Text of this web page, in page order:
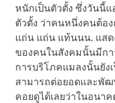
หนักเป็นตัวตั้ง ซึ่งวันนี้
ตัวตั้ง ว่าคนหนึ่งคนต้อ
แถ่น แถ่น แท้นนน. แสด
ของคนในสังคมนั้นมีกา
การบริโภคแมลงนั้นยัง
สามารถต่อยอดและพัฒ
คอยดูได้เลยว่าในอนา